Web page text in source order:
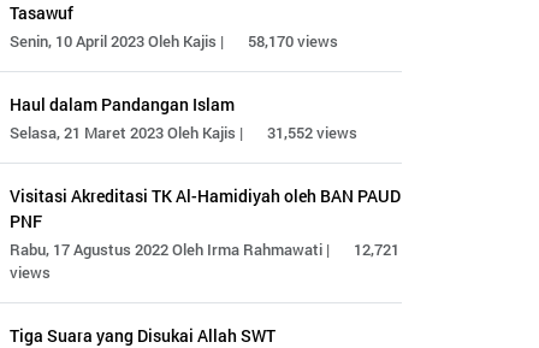
Tasawuf
Senin, 10 April 2023 Oleh Kajis | 58,170 views
Haul dalam Pandangan Islam
Selasa, 21 Maret 2023 Oleh Kajis | 31,552 views
Visitasi Akreditasi TK Al-Hamidiyah oleh BAN PAUD
PNF
Rabu, 17 Agustus 2022 Oleh Irma Rahmawati |
12,721
views
Tiga Suara yang Disukai Allah SWT